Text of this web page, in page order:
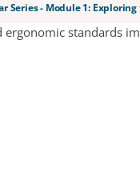
Series - Module 1: